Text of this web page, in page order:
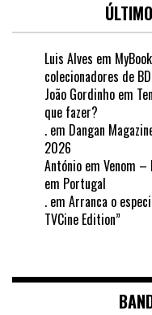
Luis Alves em
colecionadores de
João Gordinho em
que fazer?
. em Dangan
2026
António em Venom –
em Portugal
. em Arranca o
TVCine Edition”